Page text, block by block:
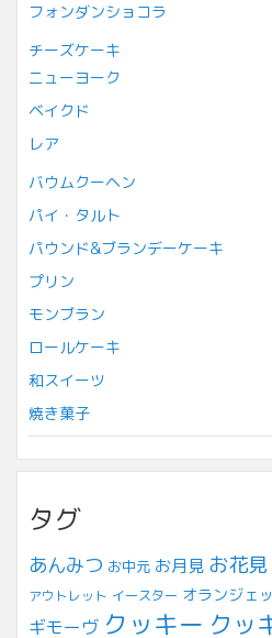
フォンダンショコラ
チーズケーキ
ニューヨーク
ベイクド
レア
バウムクーヘン
パイ・タルト
パウンド&ブランデーケーキ
プリン
モンブラン
ロールケーキ
和スイーツ
焼き菓子
タグ
あんみつ お中元 お月見 お花見
アウトレット イースター オランジェ
ギモーヴ クッキー クッ